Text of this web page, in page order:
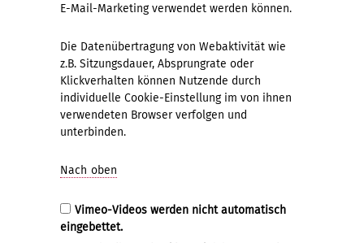
E-Mail-Marketing verwendet werden können.
Die Datenübertragung von Webaktivität wie
z.B. Sitzungsdauer, Absprungrate oder
Klickverhalten können Nutzende durch
individuelle Cookie-Einstellung im von ihnen
verwendeten Browser verfolgen und
unterbinden.
Nach oben
Vimeo-Videos werden nicht automatisch
eingebettet.